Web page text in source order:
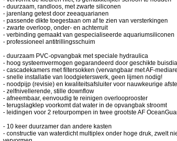
ingenieurs
en
aquarianen,
resulterend
de
beste
geen
twijfel
over
kwaliteit
technologie
voor
jachten
toegepast
- duurzaam, randloos, met zwarte siliconen
- jarenlang getest door zeeaquarianen
- passende dikte toegestaan om af te zien van versterkingen
- zwarte overloop, onder- en achterruit
- verbinding gemaakt van gespecialiseerde aquariumsiliconen
- professioneel antitrillingsschuim
- duurzaam PVC-opvangbak met speciale hydraulica
- hoog systeemvermogen gegarandeerd door geschikte
- cascadekamers met filtersokken (vervangbaar met AF-
- snelle installatie van loodgieterswerk, geen lijmen nodig!
- noodpijp (revisie) en kwaliteitsafsluiter voor nauwkeurige
- zelfnivellerende, stille downflow
- afneembaar, eenvoudig te reinigen overlooprooster
- terugslagklep voorkomt dat water in de opvangbak stroomt
- leidingen voor 2 retourpompen in twee grootste AF
- 10 keer duurzamer dan andere kasten
- constructie van waterdicht multiplex onder hoge druk, zwelt